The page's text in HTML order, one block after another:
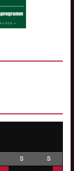
S S